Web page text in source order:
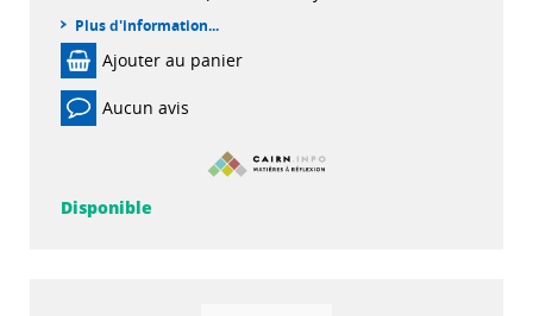
Plus d'information...
Ajouter au panier
Aucun avis
Disponible